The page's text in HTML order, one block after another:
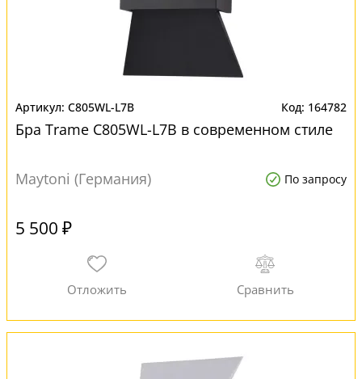
C805WL-L7B 164782
Бра Trame C805WL-L7B в современном стиле
Maytoni (Германия) По запросу
5 500 ₽